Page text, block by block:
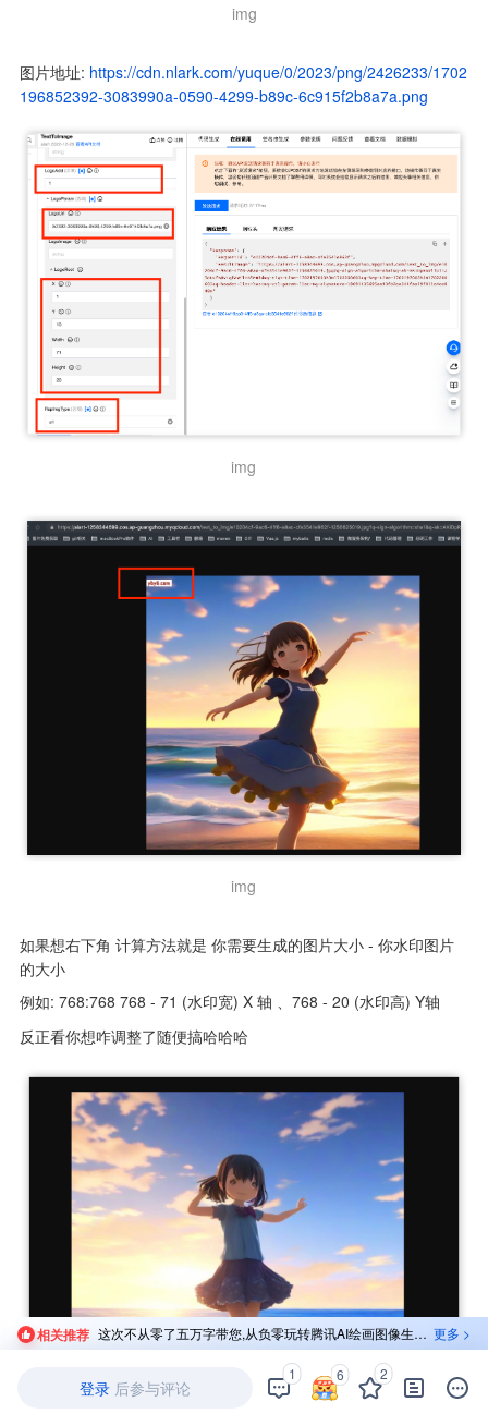
img
图片地址: https://cdn.nlark.com/yuque/0/2023/png/2426233/1702
196852392-3083990a-0590-4299-b89c-6c915f2b8a7a.png
img
img
如果想右下角 计算方法就是 你需要生成的图片大小 - 你水印图片
的大小
例如: 768:768 768 - 71 (水印宽) X 轴 、768 - 20 (水印高) Y轴
反正看你想咋调整了随便搞哈哈哈
相关推荐 这次不从零了五万字带您,从负零玩转腾讯AI绘画图像生成搭建前后端分离项目 更多 >
登录 后参与评论
1 6 2